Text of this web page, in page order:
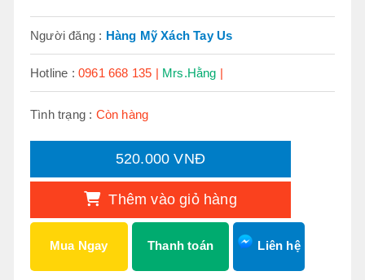
Người đăng : Hàng Mỹ Xách Tay Us
Hotline :0961 668 135 | Mrs.Hằng |
Tình trạng : Còn hàng
520.000 VNĐ
Thêm vào giỏ hàng
Mua Ngay Thanh toán Liên hệ